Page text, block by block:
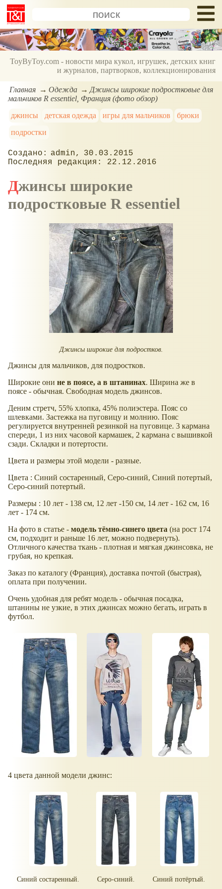
ToyByToy.com - новости мира кукол, игрушек, детских книг
и журналов, партворков, коллекционирования
Главная Одежда
Джинсы широкие подростковые для
мальчиков R essentiel, Франция (фото обзор)
джинсы
детская одежда игры для мальчиков
брюки
подростки
admin
30.03.2015
22.12.2016
Джинсы широкие
подростковые R essentiel
Джинсы широкие для подростков.
Джинсы для мальчиков, для подростков.
Широкие они не в поясе, а в штанинах. Ширина же в
поясе - обычная. Свободная модель джинсов.
Деним стретч, 55% хлопка, 45% полиэстера. Пояс со
шлевками. Застежка на пуговицу и молнию. Пояс
регулируется внутренней резинкой на пуговице. 3 кармана
спереди, 1 из них часовой кармашек, 2 кармана с вышивкой
сзади. Складки и потертости.
Цвета и размеры этой модели - разные.
Цвета : Синий состаренный, Серо-синий, Синий потертый,
Серо-синий потертый.
Размеры : 10 лет - 138 см, 12 лет -150 см, 14 лет - 162 см, 16
лет - 174 см.
На фото в статье - модель тёмно-синего цвета (на рост 174
см, подходит и раньше 16 лет, можно подвернуть).
Отличного качества ткань - плотная и мягкая джинсовка, не
грубая, но крепкая.
Заказ по каталогу (Франция), доставка почтой (быстрая),
оплата при получении.
Очень удобная для ребят модель - обычная посадка,
штанины не узкие, в этих джинсах можно бегать, играть в
футбол.
4 цвета данной модели джинс:
Синий состаренный. Серо-синий. Синий потёртый.